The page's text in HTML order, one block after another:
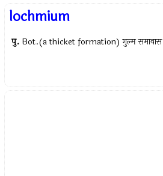
lochmium
पु. Bot.(a thicket formation) गुल्म समावास